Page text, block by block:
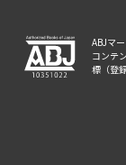
ABJマ
コンテ
標（登